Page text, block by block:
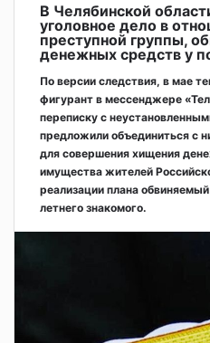
В Челябинской
уголовное дело в
преступной группы,
денежных средств у
По версии следствия, в мае
фигурант в мессенджере
переписку с
предложили объединиться с
для совершения хищения
имущества жителей
реализации плана
летнего знакомого.